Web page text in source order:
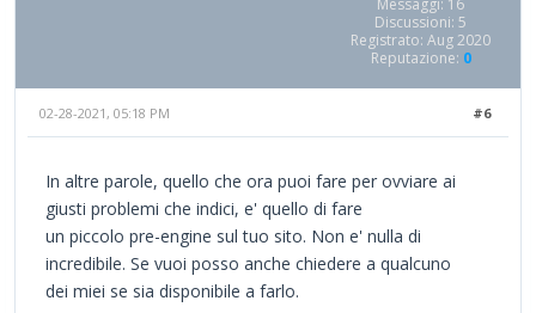
Messaggi: 16
Discussioni: 5
Registrato: Aug 2020
Reputazione: 0
#6
02-28-2021, 05:18 PM
In altre parole, quello che ora puoi fare per ovviare ai
giusti problemi che indici, e' quello di fare
un piccolo pre-engine sul tuo sito. Non e' nulla di
incredibile. Se vuoi posso anche chiedere a qualcuno
dei miei se sia disponibile a farlo.